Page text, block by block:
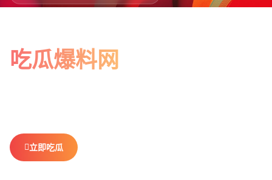
今日爆料
吃瓜爆料网
立即吃瓜